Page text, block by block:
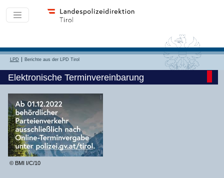
LPD Berichte aus der LPD Tirol
Elektronische Terminvereinbarung
© BMI I/C/10